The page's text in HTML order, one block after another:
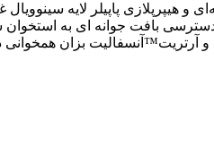
تک هسته‌ای و هیپرپلازی پاپیلر
بافت جوانه ای به استخوان
و آرتریت™آنسفالیت بزان همخوانی